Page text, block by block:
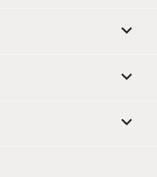


keyboard_arrow_down